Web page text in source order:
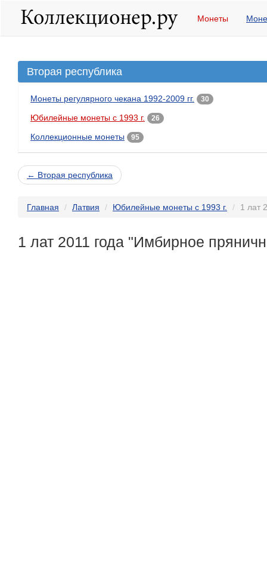
Монеты
Вторая республика
Монеты регулярного чекана 1992-2009 гг. 30
Юбилейные монеты с 1993 г. 26
Коллекционные монеты 95
← Вторая республика
Главная Латвия Юбилейные монеты с 1993 г. 1 лат
1 лат 2011 года "Имбирное